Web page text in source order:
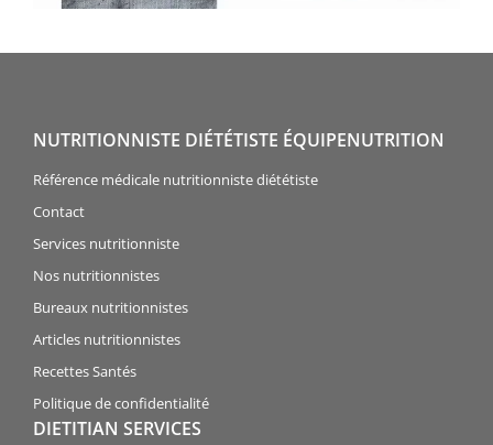
NUTRITIONNISTE DIÉTÉTISTE ÉQUIPENUTRITION
Référence médicale nutritionniste diététiste
Contact
Services nutritionniste
Nos nutritionnistes
Bureaux nutritionnistes
Articles nutritionnistes
Recettes Santés
Politique de confidentialité
DIETITIAN SERVICES